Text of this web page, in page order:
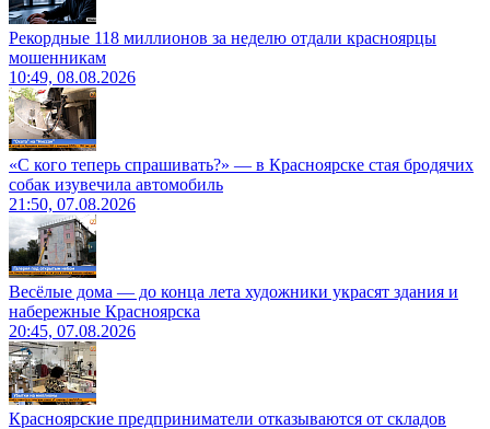
Рекордные 118 миллионов за неделю отдали красноярцы
мошенникам
10:49, 08.08.2026
«С кого теперь спрашивать?» — в Красноярске стая бродячих
собак изувечила автомобиль
21:50, 07.08.2026
Весёлые дома — до конца лета художники украсят здания и
набережные Красноярска
20:45, 07.08.2026
Красноярские предприниматели отказываются от складов